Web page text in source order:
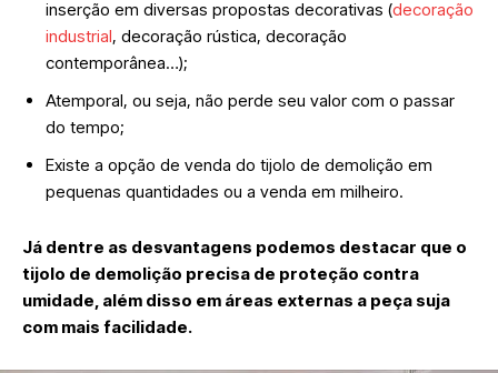
inserção em diversas propostas decorativas (decoração
industrial, decoração rústica, decoração
contemporânea…);
Atemporal, ou seja, não perde seu valor com o passar
do tempo;
Existe a opção de venda do tijolo de demolição em
pequenas quantidades ou a venda em milheiro.
Já dentre as desvantagens podemos destacar que o
tijolo de demolição precisa de proteção contra
umidade, além disso em áreas externas a peça suja
com mais facilidade.